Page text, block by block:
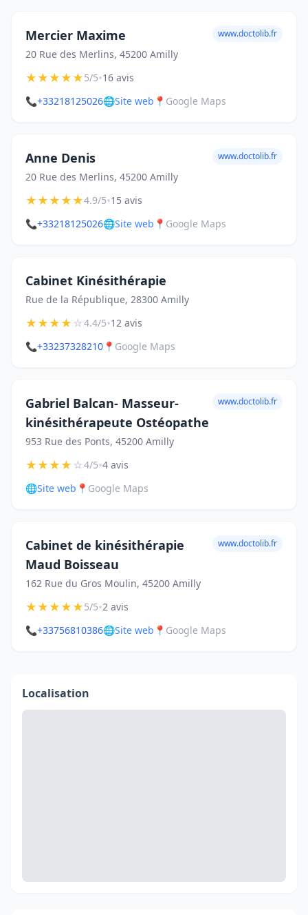
Mercier Maxime
20 Rue des Merlins, 45200 Amilly
www.doctolib.fr
★★★★★5/5•16 avis
📞+33218125026🌐Site web 📍 Google Maps
Anne Denis
20 Rue des Merlins, 45200 Amilly
www.doctolib.fr
★★★★★4.9/5•15 avis
📞+33218125026🌐Site web 📍 Google Maps
Cabinet Kinésithérapie
Rue de la République, 28300 Amilly
★★★★☆4.4/5•12 avis
📞+33237328210 📍 Google Maps
Gabriel Balcan- Masseur-
kinésithérapeute Ostéopathe
953 Rue des Ponts, 45200 Amilly
www.doctolib.fr
★★★★☆4/5•4 avis
🌐Site web 📍 Google Maps
Cabinet de kinésithérapie
Maud Boisseau
162 Rue du Gros Moulin, 45200 Amilly
www.doctolib.fr
★★★★★5/5•2 avis
📞+33756810386🌐Site web 📍 Google Maps
Localisation